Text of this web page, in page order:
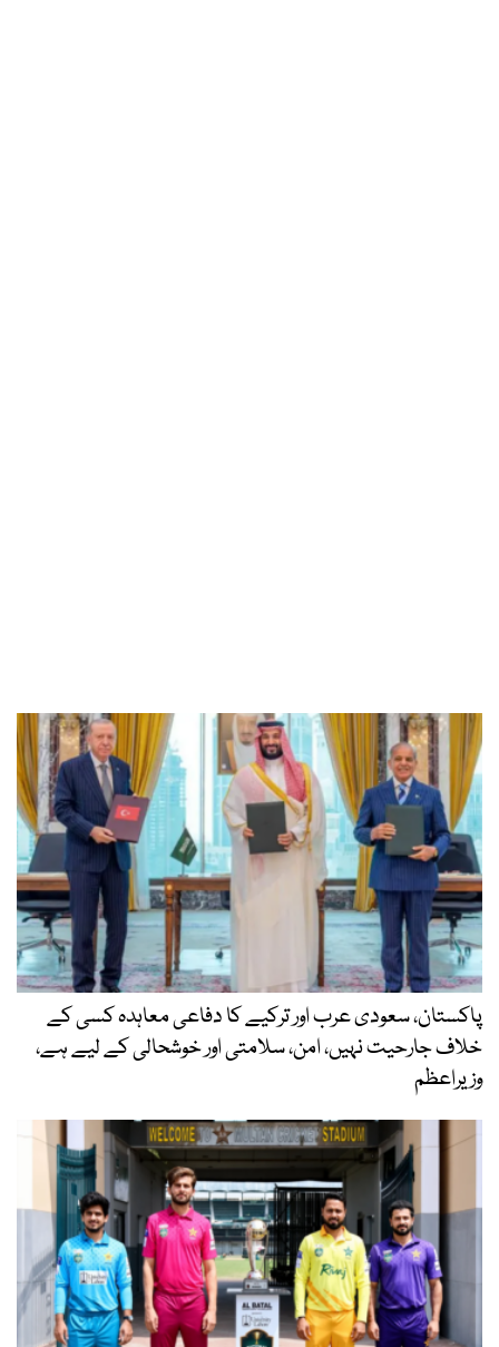
پاکستان، سعودی عرب اور ترکیے کا دفاعی معاہدہ کسی کے
خلاف جارحیت نہیں، امن، سلامتی اور خوشحالی کے لیے ہے،
وزیراعظم